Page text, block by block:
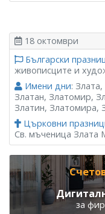
18 октомври
Български
живописците и
Имени дни:
Златан, Златомир,
Златин, Златомира,
Църковни
Св. мъченица Злата
за